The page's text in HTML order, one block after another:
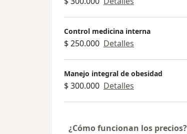
Control medicina interna
$ 250.000 Detalles
Manejo integral de obesidad
$ 300.000 Detalles
¿Cómo funcionan los precios?